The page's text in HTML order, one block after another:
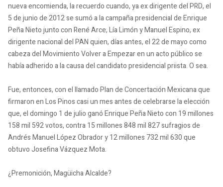
nueva encomienda, la recuerdo cuando, ya ex dirigente del PRD, el
5 de junio de 2012 se sumó a la campaña presidencial de Enrique
Peña Nieto junto con René Arce, Lía Limón y Manuel Espino, ex
dirigente nacional del PAN quien, días antes, el 22 de mayo como
cabeza del Movimiento Volver a Empezar en un acto público se
había adherido a la causa del candidato presidencial priista. O sea.
Fue, entonces, con el llamado Plan de Concertación Mexicana que
firmaron en Los Pinos casi un mes antes de celebrarse la elección
que, el domingo 1 de julio ganó Enrique Peña Nieto con 19 millones
158 mil 592 votos, contra 15 millones 848 mil 827 sufragios de
Andrés Manuel López Obrador y 12 millones 732 mil 630 que
obtuvo Josefina Vázquez Mota.
¿Premonición, Magüicha Alcalde?